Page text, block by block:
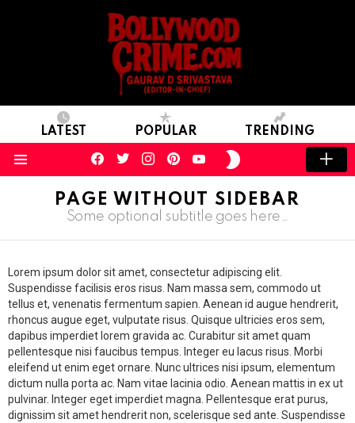
LATEST POPULAR TRENDING
facebooktwitterinstagram youtube
PAGE WITHOUT SIDEBAR
Some optional subtitle goes here…
Lorem ipsum dolor sit amet, consectetur adipiscing elit.
Suspendisse facilisis eros risus. Nam massa sem, commodo ut
tellus et, venenatis fermentum sapien. Aenean id augue hendrerit,
rhoncus augue eget, vulputate risus. Quisque ultricies eros sem,
dapibus imperdiet lorem gravida ac. Curabitur sit amet quam
pellentesque nisi faucibus tempus. Integer eu lacus risus. Morbi
eleifend ut enim eget ornare. Nunc ultrices nisi ipsum, elementum
dictum nulla porta ac. Nam vitae lacinia odio. Aenean mattis in ex ut
pulvinar. Integer eget imperdiet magna. Pellentesque erat purus,
dignissim sit amet hendrerit non, scelerisque sed ante. Suspendisse